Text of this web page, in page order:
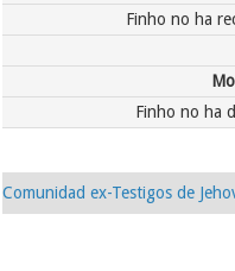
Finho no ha
Finho no ha
Comunidad ex-Testigos de